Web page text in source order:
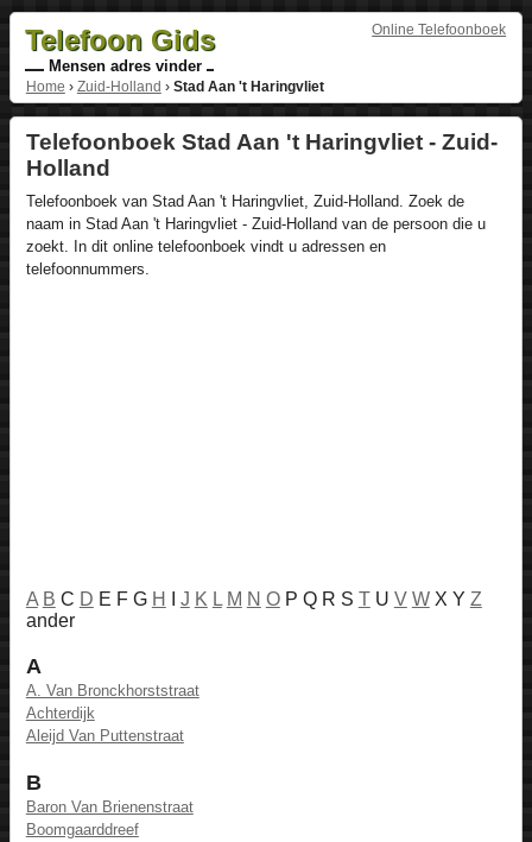
Online Telefoonboek
Telefoon Gids
Mensen adres vinder
Home › Zuid-Holland › Stad Aan 't Haringvliet
Telefoonboek Stad Aan 't Haringvliet - Zuid-
Holland
Telefoonboek van Stad Aan 't Haringvliet, Zuid-Holland. Zoek de
naam in Stad Aan 't Haringvliet - Zuid-Holland van de persoon die u
zoekt. In dit online telefoonboek vindt u adressen en
telefoonnummers.
A B C D E F G H J K L M N OP Q R S T U V WX Y Z
ander
A
A. Van Bronckhorststraat
Achterdijk
Aleijd Van Puttenstraat
B
Baron Van Brienenstraat
Boomgaarddreef